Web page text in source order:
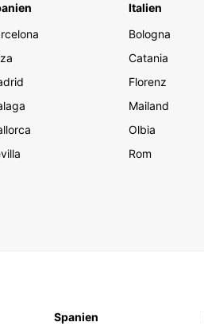
Italien
Bologna
Catania
Florenz
Mailand
Olbia
Rom
Spanien